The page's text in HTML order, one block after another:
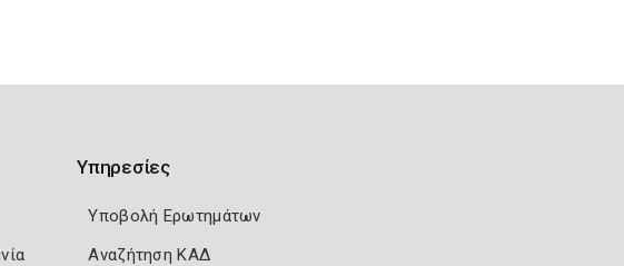
Υπηρεσίες
Υποβολή Ερωτημάτων
Αναζήτηση ΚΑΔ